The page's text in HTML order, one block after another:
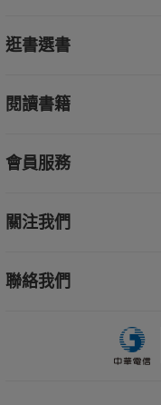
逛書選書
閱讀書籍
會員服務
關注我們
聯絡我們